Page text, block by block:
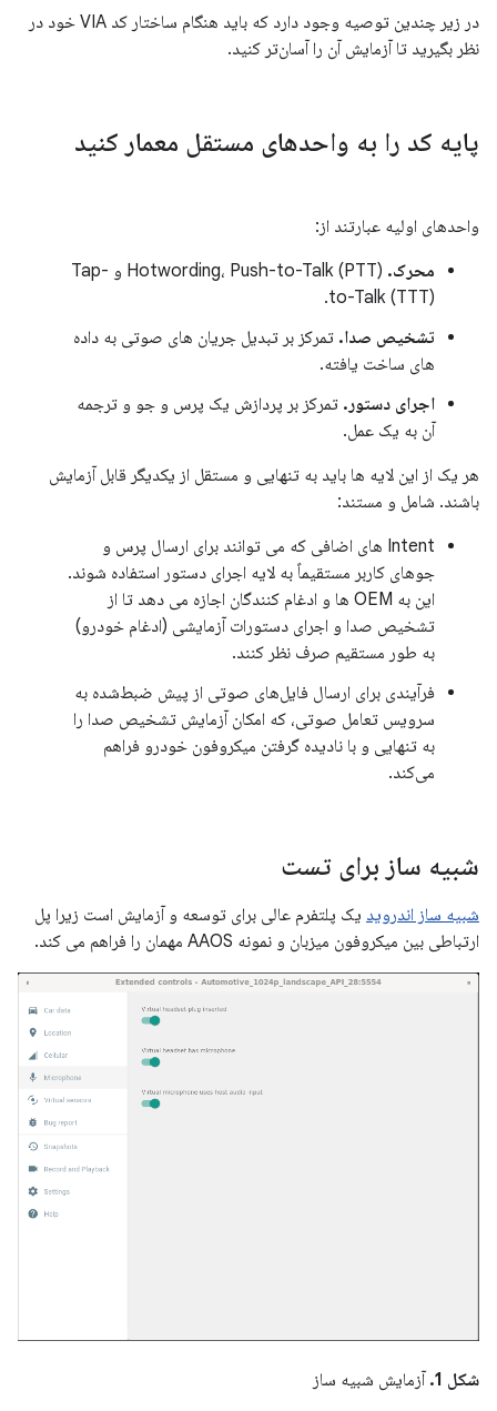
در زیر چندین توصیه وجود دارد که باید هنگام ساختار کد VIA خود در
نظر بگیرید تا آزمایش آن را آسان‌تر کنید.
پایه کد را به واحدهای مستقل معمار کنید
واحدهای اولیه عبارتند از:
محرک.
Hotwording، Push-to-Talk (PTT) و Tap-
to-Talk (TTT).
تشخیص صدا. تمرکز بر تبدیل جریان های صوتی به داده
های ساخت یافته.
اجرای دستور. تمرکز بر پردازش یک پرس و جو و ترجمه
آن به یک عمل.
هر یک از این لایه ها باید به تنهایی و مستقل از یکدیگر قابل آزمایش
باشند. شامل و مستند:
Intent های اضافی که می توانند برای ارسال پرس و
جوهای کاربر مستقیماً به لایه اجرای دستور استفاده شوند.
این به OEM ها و ادغام کنندگان اجازه می دهد تا از
تشخیص صدا و اجرای دستورات آزمایشی (ادغام خودرو)
به طور مستقیم صرف نظر کنند.
فرآیندی برای ارسال فایل‌های صوتی از پیش ضبط‌شده به
سرویس تعامل صوتی، که امکان آزمایش تشخیص صدا را
به تنهایی و با نادیده گرفتن میکروفون خودرو فراهم
می‌کند.
شبیه ساز برای تست
شبیه ساز اندروید یک پلتفرم عالی برای توسعه و آزمایش است زیرا پل
ارتباطی بین میکروفون میزبان و نمونه AAOS مهمان را فراهم می کند.
شکل 1. آزمایش شبیه ساز